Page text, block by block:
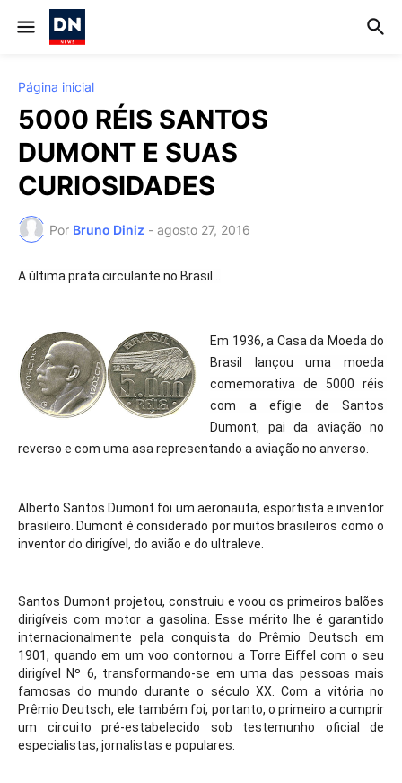
Página inicial
5000 RÉIS SANTOS
DUMONT E SUAS
CURIOSIDADES
Por Bruno Diniz - agosto 27, 2016
A última prata circulante no Brasil...
Em 1936, a Casa da Moeda do
Brasil lançou uma moeda
comemorativa de 5000 réis
com a efígie de Santos
Dumont, pai da aviação no
reverso e com uma asa representando a aviação no anverso.
Alberto Santos Dumont foi um aeronauta, esportista e inventor
brasileiro. Dumont é considerado por muitos brasileiros como o
inventor do dirigível, do avião e do ultraleve.
Santos Dumont projetou, construiu e voou os primeiros balões
dirigíveis com motor a gasolina. Esse mérito lhe é garantido
internacionalmente pela conquista do Prêmio Deutsch em
1901, quando em um voo contornou a Torre Eiffel com o seu
dirigível Nº 6, transformando-se em uma das pessoas mais
famosas do mundo durante o século XX. Com a vitória no
Prêmio Deutsch, ele também foi, portanto, o primeiro a cumprir
um circuito pré-estabelecido sob testemunho oficial de
especialistas, jornalistas e populares.